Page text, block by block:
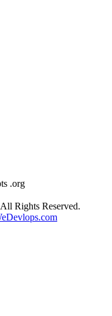
.org
Rights Reserved.